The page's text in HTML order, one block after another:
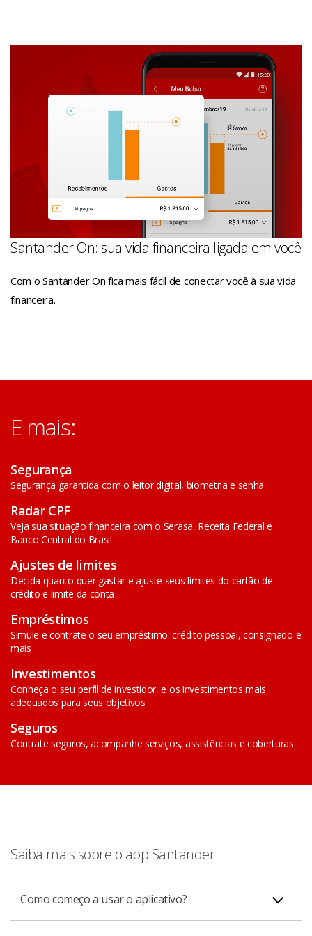
Santander On: sua vida financeira ligada em você
Com o Santander On fica mais fácil de conectar você à sua vida
financeira.
E mais:
Segurança
Segurança garantida com o leitor digital, biometria e senha
Radar CPF
Veja sua situação financeira com o Serasa, Receita Federal e
Banco Central do Brasil
Ajustes de limites
Decida quanto quer gastar e ajuste seus limites do cartão de
crédito e limite da conta
Empréstimos
Simule e contrate o seu empréstimo: crédito pessoal, consignado e
mais
Investimentos
Conheça o seu perfil de investidor, e os investimentos mais
adequados para seus objetivos
Seguros
Contrate seguros, acompanhe serviços, assistências e coberturas
Saiba mais sobre o app Santander
Como começo a usar o aplicativo?